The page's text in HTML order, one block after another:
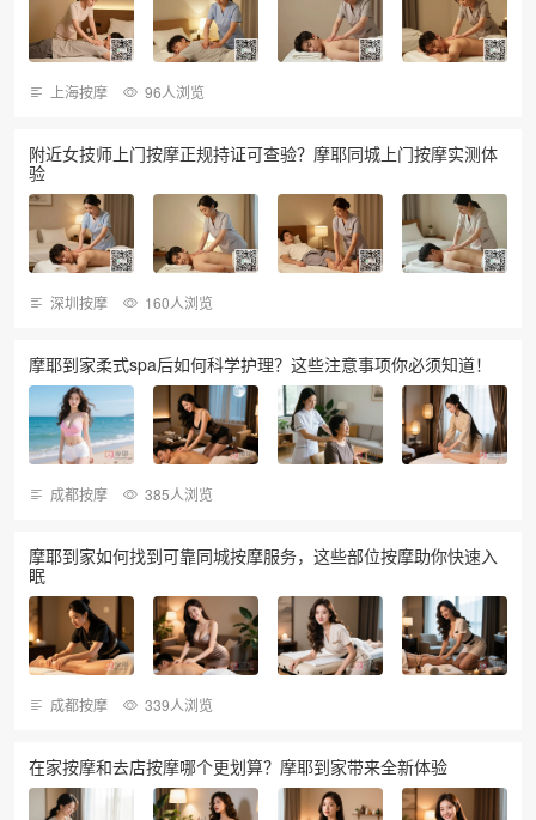
上海按摩 96人浏览
附近女技师上门按摩正规持证可查验？摩耶同城上门按摩实测体
验
深圳按摩 160人浏览
摩耶到家柔式spa后如何科学护理？这些注意事项你必须知道！
成都按摩 385人浏览
摩耶到家如何找到可靠同城按摩服务，这些部位按摩助你快速入
眠
成都按摩 339人浏览
在家按摩和去店按摩哪个更划算？摩耶到家带来全新体验